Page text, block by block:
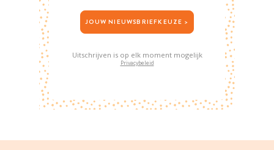
JOUW NIEUWSBRIEFKEUZE >
Uitschrijven is op elk moment mogelijk
Privacybeleid